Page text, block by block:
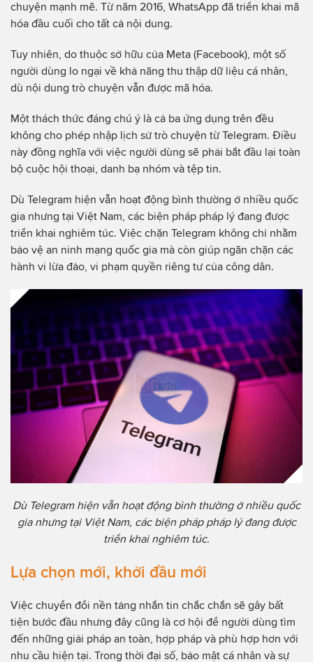
chuyện mạnh mẽ. Từ năm 2016, WhatsApp đã triển khai mã
hóa đầu cuối cho tất cả nội dung.
Tuy nhiên, do thuộc sở hữu của Meta (Facebook), một số
người dùng lo ngại về khả năng thu thập dữ liệu cá nhân,
dù nội dung trò chuyện vẫn được mã hóa.
Một thách thức đáng chú ý là cả ba ứng dụng trên đều
không cho phép nhập lịch sử trò chuyện từ Telegram. Điều
này đồng nghĩa với việc người dùng sẽ phải bắt đầu lại toàn
bộ cuộc hội thoại, danh bạ nhóm và tệp tin.
Dù Telegram hiện vẫn hoạt động bình thường ở nhiều quốc
gia nhưng tại Việt Nam, các biện pháp pháp lý đang được
triển khai nghiêm túc. Việc chặn Telegram không chỉ nhằm
bảo vệ an ninh mạng quốc gia mà còn giúp ngăn chặn các
hành vi lừa đảo, vi phạm quyền riêng tư của công dân.
Dù Telegram hiện vẫn hoạt động bình thường ở nhiều quốc
gia nhưng tại Việt Nam, các biện pháp pháp lý đang được
triển khai nghiêm túc.
Lựa chọn mới, khởi đầu mới
Việc chuyển đổi nền tảng nhắn tin chắc chắn sẽ gây bất
tiện bước đầu nhưng đây cũng là cơ hội để người dùng tìm
đến những giải pháp an toàn, hợp pháp và phù hợp hơn với
nhu cầu hiện tại. Trong thời đại số, bảo mật cá nhân và sự